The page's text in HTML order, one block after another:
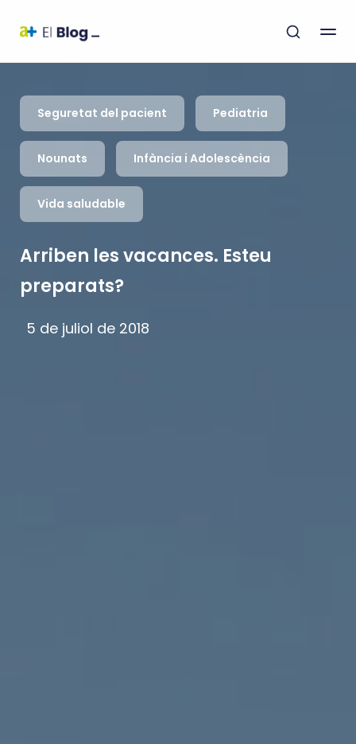
Seguretat del pacient Pediatria
Nounats Infància i Adolescència
Vida saludable
Arriben les vacances. Esteu
preparats?
5 de juliol de 2018